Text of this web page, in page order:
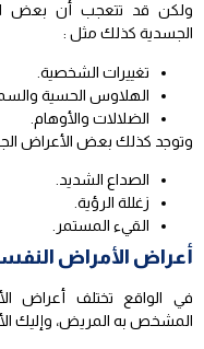
ولكن قد تتعجب أن بعض
الجسدية كذلك مثل :
تغييرات الشخصية.
الهلاوس الحسية
الضلالات والأوهام.
وتوجد كذلك بعض الأعراض
الصداع الشديد.
زغللة الرؤية.
القيء المستمر.
أعراض الأمراض
في الواقع تختلف أعراض
المشخص به المريض، وإليك